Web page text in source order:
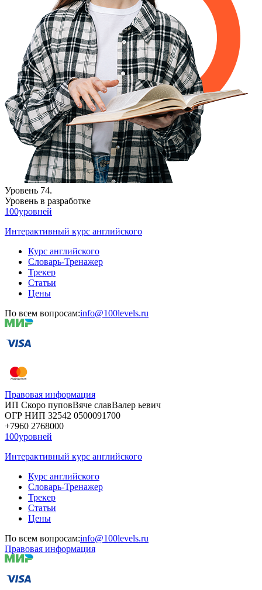
Уровень 74.
Уровень в разработке
100уровней
Интерактивный курс английского
Курс английского
Словарь-Тренажер
Трекер
Статьи
Цены
По всем вопросам:info@100levels.ru
Правовая информация
ИП Скоро пуповВяче славВалер ьевич
ОГР НИП 32542 0500091700
+7960 2768000
100уровней
Интерактивный курс английского
Курс английского
Словарь-Тренажер
Трекер
Статьи
Цены
По всем вопросам:info@100levels.ru
Правовая информация